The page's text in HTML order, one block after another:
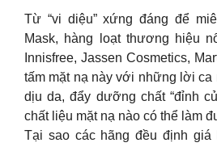
Từ “vi diệu” xứng đáng để
Mask, hàng loạt thương hiệu
Innisfree, Jassen Cosmetics,
tấm mặt nạ này với những lời
dịu da, đẩy dưỡng chất “đỉnh
chất liệu mặt nạ nào có thể làm
Tại sao các hãng đều định giá